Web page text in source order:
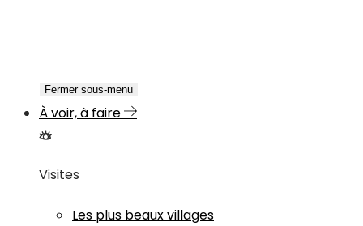
Fermer sous-menu
À voir, à faire
Visites
Les plus beaux villages